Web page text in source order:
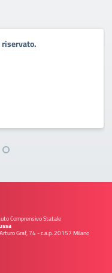
Comprensivo Statale
Graf, 74 - c.a.p. 20157 Milano
la pagina iniziale della scuola